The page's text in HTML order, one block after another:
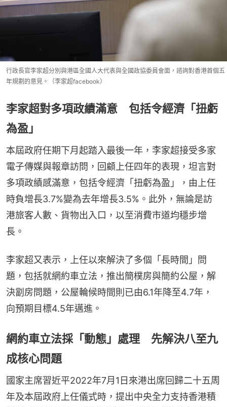
行政長官李家超分別與港區全國人大代表與全國政協委員會面，諮詢對香港首個五
年規劃的意見。（李家超facebook）
李家超對多項政績滿意 包括令經濟「扭虧
為盈」
本屆政府任期下月起踏入最後一年，李家超接受多家
電子傳媒與報章訪問，回顧上任四年的表現，坦言對
多項政績感滿意，包括令經濟「扭虧為盈」，由上任
時負增長3.7%變為去年增長3.5%。此外，無論是訪
港旅客人數、貨物出入口，以至消費市道均穩步增
長。
李家超又表示，上任以來解決了多個「長時間」問
題，包括就網約車立法，推出簡樸房與簡約公屋，解
決劏房問題，公屋輪候時間則已由6.1年降至4.7年，
向預期目標4.5年邁進。
網約車立法採「動態」處理 先解決八至九
成核心問題
國家主席習近平2022年7月1日來港出席回歸二十五周
年及本屆政府上任儀式時，提出中央全力支持香港積